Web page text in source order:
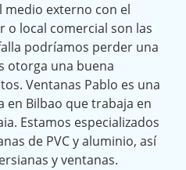
medio externo con el
local comercial son las
podríamos perder una
otorga una buena
Ventanas Pablo es una
en Bilbao que trabaja en
Estamos especializados
de PVC y aluminio, así
y ventanas.